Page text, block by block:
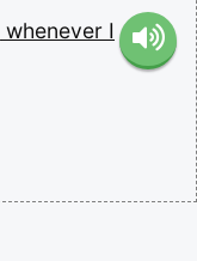
whenever I